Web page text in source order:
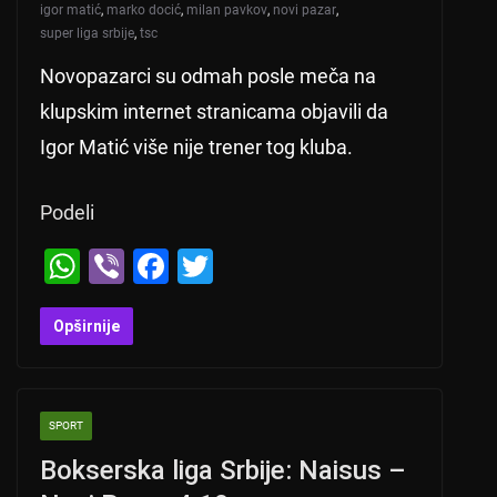
igor matić, marko docić, milan pavkov, novi pazar,
super liga srbije, tsc
Novopazarci su odmah posle meča na
klupskim internet stranicama objavili da
Igor Matić više nije trener tog kluba.
Podeli
W
h
at
A
p
p
Vi
b
er
F
o
Opširnije
SPORT
Bokserska liga Srbije: Naisus –